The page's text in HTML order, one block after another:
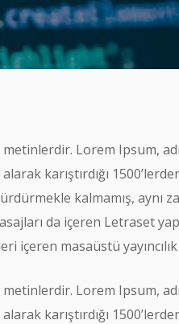
Lorem Ipsum,
karıştırdığı
kalmamış, aynı
da içeren Letraset
masaüstü
Lorem Ipsum,
karıştırdığı